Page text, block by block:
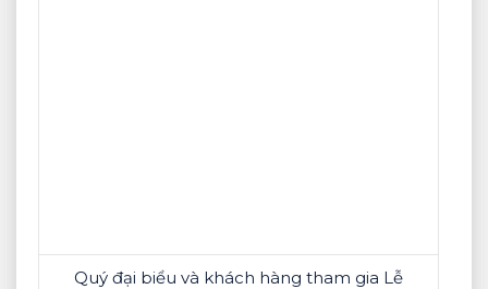
Quý đại biểu và khách hàng tham gia Lễ